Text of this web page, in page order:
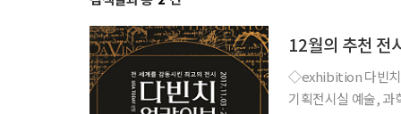
12월의 추천 전
◇exhibition 다빈치 얼라이브: 천재의 공간 일정 2018년 3월 4일까지 장소 용산 전쟁기념관
기획전시실 예술, 과